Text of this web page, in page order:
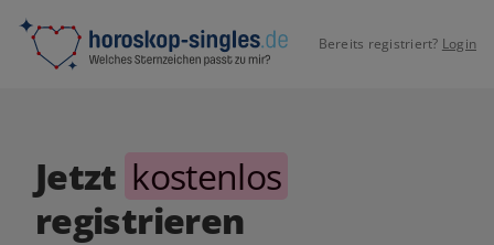
Bereits registriert? Login
Jetzt kostenlos
registrieren